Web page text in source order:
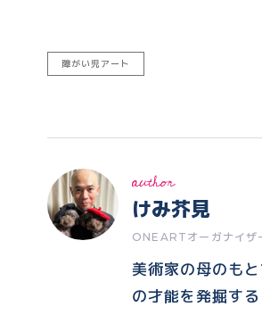
障がい児アート
author
けみ芥見
ONEARTオーガナイザ
美術家の母のも
の才能を発掘す